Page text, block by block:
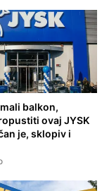
balkon,
ovaj JYSK
je, sklopiv i